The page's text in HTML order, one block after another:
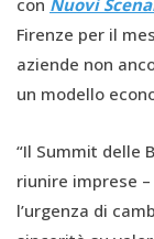
con Nuovi
Firenze per il
aziende non
un modello
“Il Summit delle
riunire imprese
l’urgenza di